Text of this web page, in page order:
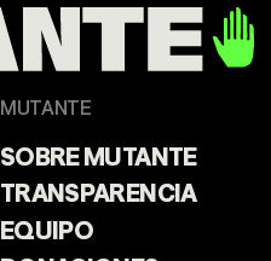
MUTANTE
SOBRE MUTANTE
TRANSPARENCIA
EQUIPO